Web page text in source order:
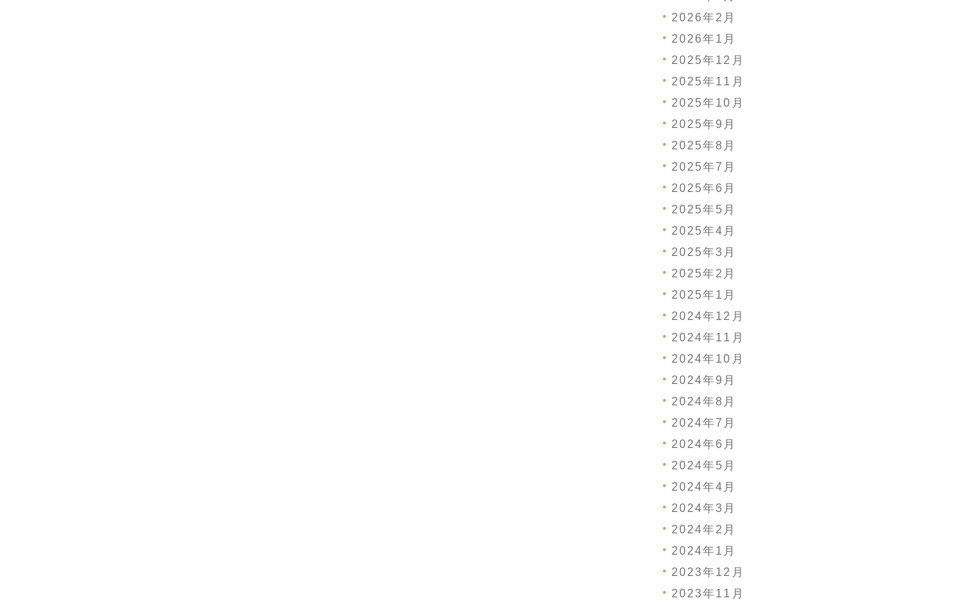
2026年2月
2026年1月
2025年12月
2025年11月
2025年10月
2025年9月
2025年8月
2025年7月
2025年6月
2025年5月
2025年4月
2025年3月
2025年2月
2025年1月
2024年12月
2024年11月
2024年10月
2024年9月
2024年8月
2024年7月
2024年6月
2024年5月
2024年4月
2024年3月
2024年2月
2024年1月
2023年12月
2023年11月